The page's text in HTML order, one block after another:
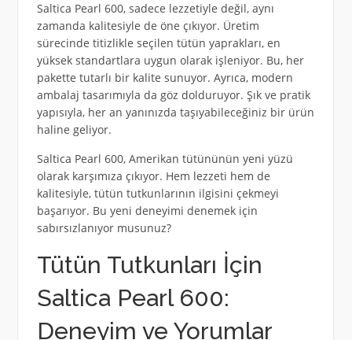
Saltica Pearl 600, sadece lezzetiyle değil, aynı
zamanda kalitesiyle de öne çıkıyor. Üretim
sürecinde titizlikle seçilen tütün yaprakları, en
yüksek standartlara uygun olarak işleniyor. Bu, her
pakette tutarlı bir kalite sunuyor. Ayrıca, modern
ambalaj tasarımıyla da göz dolduruyor. Şık ve pratik
yapısıyla, her an yanınızda taşıyabileceğiniz bir ürün
haline geliyor.
Saltica Pearl 600, Amerikan tütününün yeni yüzü
olarak karşımıza çıkıyor. Hem lezzeti hem de
kalitesiyle, tütün tutkunlarının ilgisini çekmeyi
başarıyor. Bu yeni deneyimi denemek için
sabırsızlanıyor musunuz?
Tütün Tutkunları İçin
Saltica Pearl 600:
Deneyim ve Yorumlar